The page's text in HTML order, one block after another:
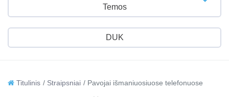
Temos
DUK
Titulinis Straipsniai Pavojai išmaniuosiuose telefonuose